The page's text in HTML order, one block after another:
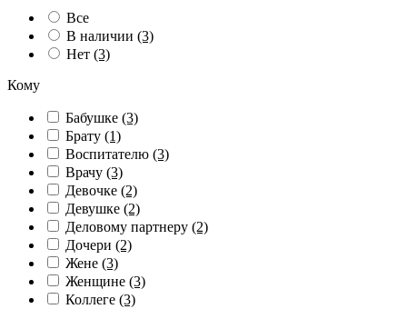
Все
В наличии (3)
Нет (3)
Кому
Бабушке (3)
Брату (1)
Воспитателю (3)
Врачу (3)
Девочке (2)
Девушке (2)
Деловому партнеру (2)
Дочери (2)
Жене (3)
Женщине (3)
Коллеге (3)